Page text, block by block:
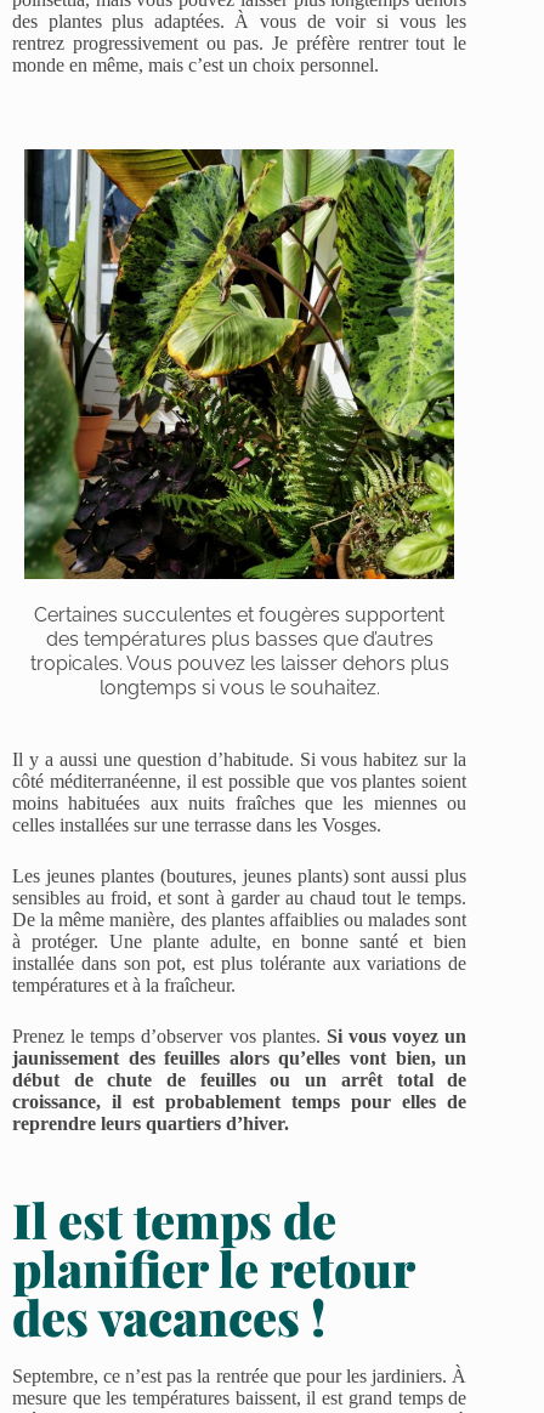
des plantes plus adaptées. À vous de voir si vous les
rentrez progressivement ou pas. Je préfère rentrer tout le
monde en même, mais c’est un choix personnel.
Certaines succulentes et fougères supportent
des températures plus basses que d’autres
tropicales. Vous pouvez les laisser dehors plus
longtemps si vous le souhaitez.
Il y a aussi une question d’habitude. Si vous habitez sur la
côté méditerranéenne, il est possible que vos plantes soient
moins habituées aux nuits fraîches que les miennes ou
celles installées sur une terrasse dans les Vosges.
Les jeunes plantes (boutures, jeunes plants) sont aussi plus
sensibles au froid, et sont à garder au chaud tout le temps.
De la même manière, des plantes affaiblies ou malades sont
à protéger. Une plante adulte, en bonne santé et bien
installée dans son pot, est plus tolérante aux variations de
températures et à la fraîcheur.
Prenez le temps d’observer vos plantes. Si vous voyez un
jaunissement des feuilles alors qu’elles vont bien, un
début de chute de feuilles ou un arrêt total de
croissance, il est probablement temps pour elles de
reprendre leurs quartiers d’hiver.
Il est temps de
planifier le retour
des vacances !
Septembre, ce n’est pas la rentrée que pour les jardiniers. À
mesure que les températures baissent, il est grand temps de